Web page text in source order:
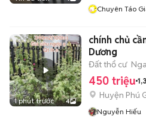
Chuyên Táo
1 phút trước 4
chính chủ
Dương
Đất thổ cư
450 triệu
Huyện Phú
Nguyễn Hiếu